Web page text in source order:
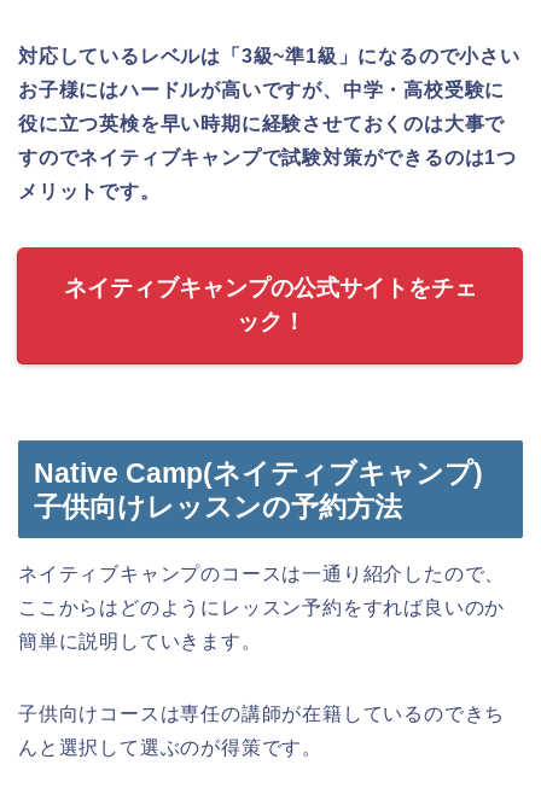
対応しているレベルは「3級~準1級」になるので小さい
お子様にはハードルが高いですが、中学・高校受験に
役に立つ英検を早い時期に経験させておくのは大事で
すのでネイティブキャンプで試験対策ができるのは1つ
メリットです。
ネイティブキャンプの公式サイトをチェ
ック！
Native Camp(ネイティブキャンプ)
子供向けレッスンの予約方法
ネイティブキャンプのコースは一通り紹介したので、
ここからはどのようにレッスン予約をすれば良いのか
簡単に説明していきます。
子供向けコースは専任の講師が在籍しているのできち
んと選択して選ぶのが得策です。